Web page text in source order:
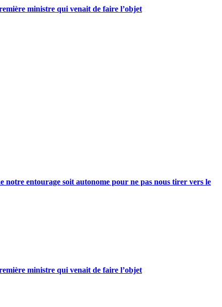
ministre qui venait de faire l’objet
notre entourage soit autonome pour ne pas nous tirer vers le
ministre qui venait de faire l’objet